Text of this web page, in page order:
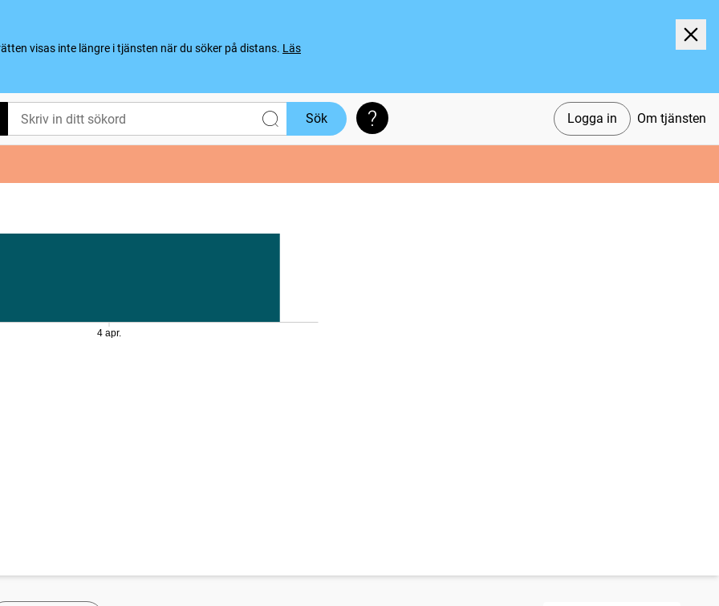
visas inte längre i tjänsten när du söker på distans. Läs
Logga in Om tjänsten
Sök Söktips
4 apr.